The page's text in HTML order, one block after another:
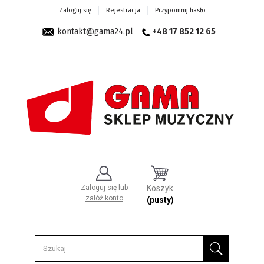
Zaloguj się Rejestracja Przypomnij hasło
kontakt@gama24.pl +48 17 852 12 65
Zaloguj się lub
załóż konto
Koszyk
(pusty)